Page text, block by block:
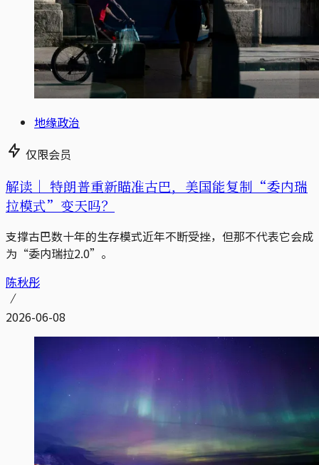
地缘政治
仅限会员
解读｜ 特朗普重新瞄准古巴，美国能复制“委内瑞
拉模式”变天吗？
支撑古巴数十年的生存模式近年不断受挫，但那不代表它会成
为“委内瑞拉2.0”。
陈秋彤
2026-06-08